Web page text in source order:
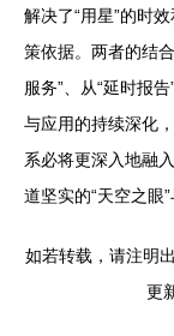
解决了“用星”的时
策依据。两者的结
服务”、从“延时报
与应用的持续深化
系必将更深入地融
道坚实的“天空之眼”
如若转载，请注明
更